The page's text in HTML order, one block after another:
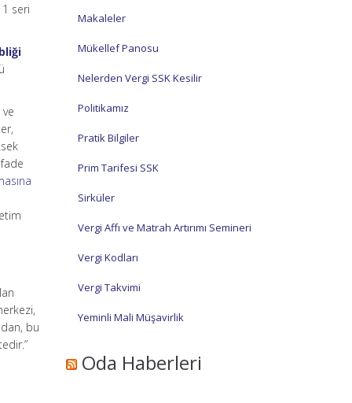
seri
bu
Makaleler
Mükellef Panosu
Nelerden Vergi SSK Kesilir
Politikamız
Pratik Bilgiler
Prim Tarifesi SSK
Sirküler
Vergi Affı ve Matrah Artırımı Semineri
Vergi Kodları
Vergi Takvimi
Yeminli Mali Müşavirlik
Oda Haberleri